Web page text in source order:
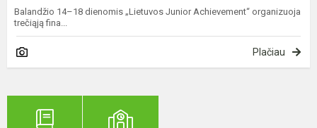
Balandžio 14–18 dienomis „Lietuvos Junior Achievement“ organizuoja
trečiąją fina...
Plačiau